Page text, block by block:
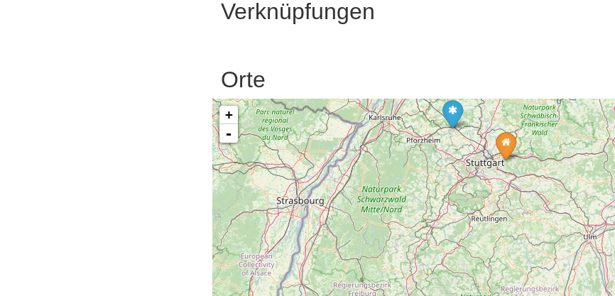
Verknüpfungen
Orte
+
-